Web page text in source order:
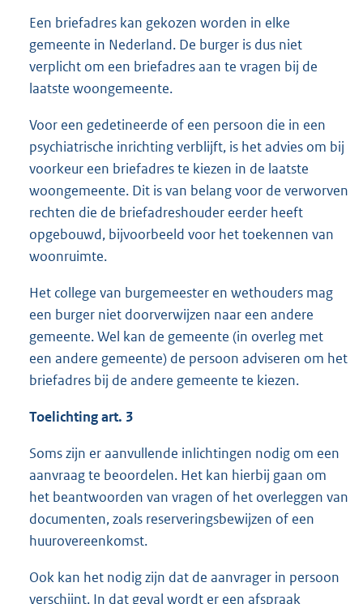
Een briefadres kan gekozen worden in elke
gemeente in Nederland. De burger is dus niet
verplicht om een briefadres aan te vragen bij de
laatste woongemeente.
Voor een gedetineerde of een persoon die in een
psychiatrische inrichting verblijft, is het advies om bij
voorkeur een briefadres te kiezen in de laatste
woongemeente. Dit is van belang voor de verworven
rechten die de briefadreshouder eerder heeft
opgebouwd, bijvoorbeeld voor het toekennen van
woonruimte.
Het college van burgemeester en wethouders mag
een burger niet doorverwijzen naar een andere
gemeente. Wel kan de gemeente (in overleg met
een andere gemeente) de persoon adviseren om het
briefadres bij de andere gemeente te kiezen.
Toelichting art. 3
Soms zijn er aanvullende inlichtingen nodig om een
aanvraag te beoordelen. Het kan hierbij gaan om
het beantwoorden van vragen of het overleggen van
documenten, zoals reserveringsbewijzen of een
huurovereenkomst.
Ook kan het nodig zijn dat de aanvrager in persoon
verschijnt. In dat geval wordt er een afspraak